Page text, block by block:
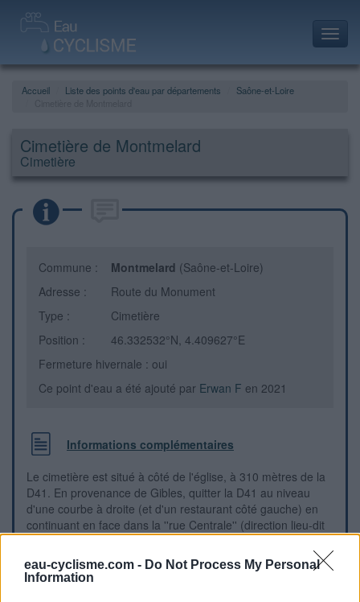
eau-cyclisme.com - Do Not Process My Personal
Information
Accueil Liste des points d'eau par départements
Saône-et-Loire
Cimetière de Montmelard
Cimetière
Commune : Montmelard (Saône-et-Loire)
Adresse :
Route du Monument
Type :
Cimetière
Position :
46.332532°N, 4.409627°E
Fermeture hivernale : oui
Ce point d'eau a été ajouté par Erwan F en 2021
Informations complémentaires
Le cimetière est situé à côté de l'église, à 310 mètres de la
D41. En provenance de Gibles, quitter la D41 au niveau
d'une courbe à droite (et d'un restaurant côté gauche) en
continuant en face dans la ''rue Centrale'' (direction lieu-dit
légèrement décalé le cimetière au début de la route qui fait
suite à la rue Centrale. Le robinet est à l'intérieur du